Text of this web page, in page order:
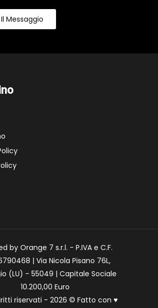
Messaggio
by Orange 7 s.r.l. - P.IVA e C.F.
| Via Nicola Pisano 76L,
(LU) - 55049 | Capitale Sociale
10.200,00 Euro
riservati - 2026 © Fatto con ♥